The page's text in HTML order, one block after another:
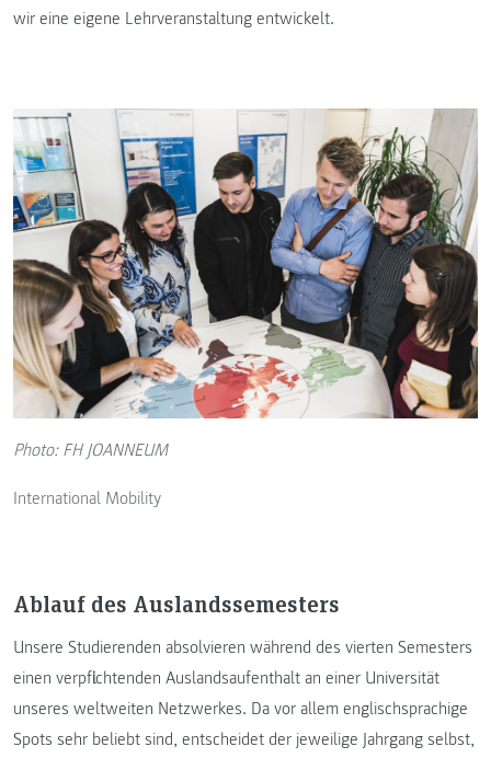
wir eine eigene Lehrveranstaltung entwickelt.
Photo: FH JOANNEUM
International Mobility
Ablauf des Auslandssemesters
Unsere Studierenden absolvieren während des vierten Semesters
einen verpflichtenden Auslandsaufenthalt an einer Universität
unseres weltweiten Netzwerkes. Da vor allem englischsprachige
Spots sehr beliebt sind, entscheidet der jeweilige Jahrgang selbst,